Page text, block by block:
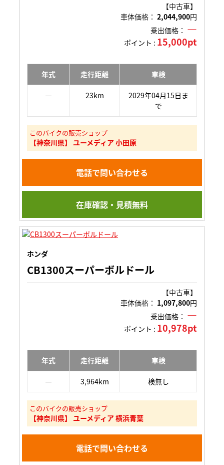
【中古車】
車体価格： 2,044,900円
乗出価格： ―
ポイント : 15,000pt
年式 走行距離 車検
― 23km
2029年04月15日ま
で
このバイクの販売ショップ
【神奈川県】 ユーメディア 小田原
電話で問い合わせる
在庫確認・見積無料
ホンダ
CB1300スーパーボルドール
【中古車】
車体価格： 1,097,800円
乗出価格： ―
ポイント : 10,978pt
年式 走行距離 車検
― 3,964km 検無し
このバイクの販売ショップ
【神奈川県】 ユーメディア 横浜青葉
電話で問い合わせる